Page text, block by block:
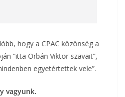
hogy a CPAC közönség a
“itta Orbán Viktor szavait”,
egyetértettek vele”.
vagyunk.